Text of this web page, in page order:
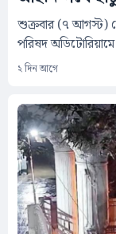
শুক্রবার (৭ আগস্ট)
পরিষদ
২ দিন আগে